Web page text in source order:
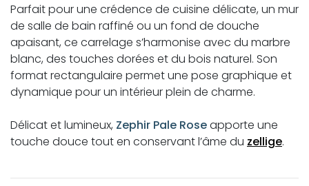
Parfait pour une crédence de cuisine délicate, un mur
de salle de bain raffiné ou un fond de douche
apaisant, ce carrelage s’harmonise avec du marbre
blanc, des touches dorées et du bois naturel. Son
format rectangulaire permet une pose graphique et
dynamique pour un intérieur plein de charme.
Délicat et lumineux, Zephir Pale Roseapporte une
touche douce tout en conservant l’âme du zellige.